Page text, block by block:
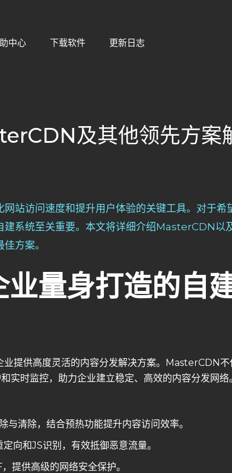
中心 下载软件 更新日志
及其他领先方案
站访问速度和提升用户体验的关键工具。对于希
系统至关重要。本文将详细介绍MasterCDN以
方案。
业量身打造的自
提供高度灵活的内容分发解决方案。MasterCDN不
实时监控，助力企业建立稳定、高效的内容分发网络
与清除，结合预热功能提升内容访问效率。
向和JS识别，有效抵御恶意流量。
提供高级的网络安全保护。